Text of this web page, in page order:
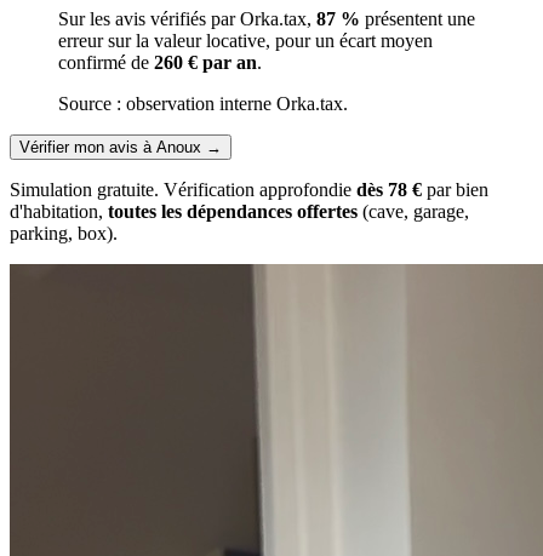
Sur les avis vérifiés par Orka.tax, 87 % présentent une
erreur sur la valeur locative, pour un écart moyen
confirmé de 260 € par an.
Source : observation interne Orka.tax.
Vérifier mon avis à Anoux →
Simulation gratuite. Vérification approfondie dès 78 € par bien
d'habitation, toutes les dépendances offertes (cave, garage,
parking, box).